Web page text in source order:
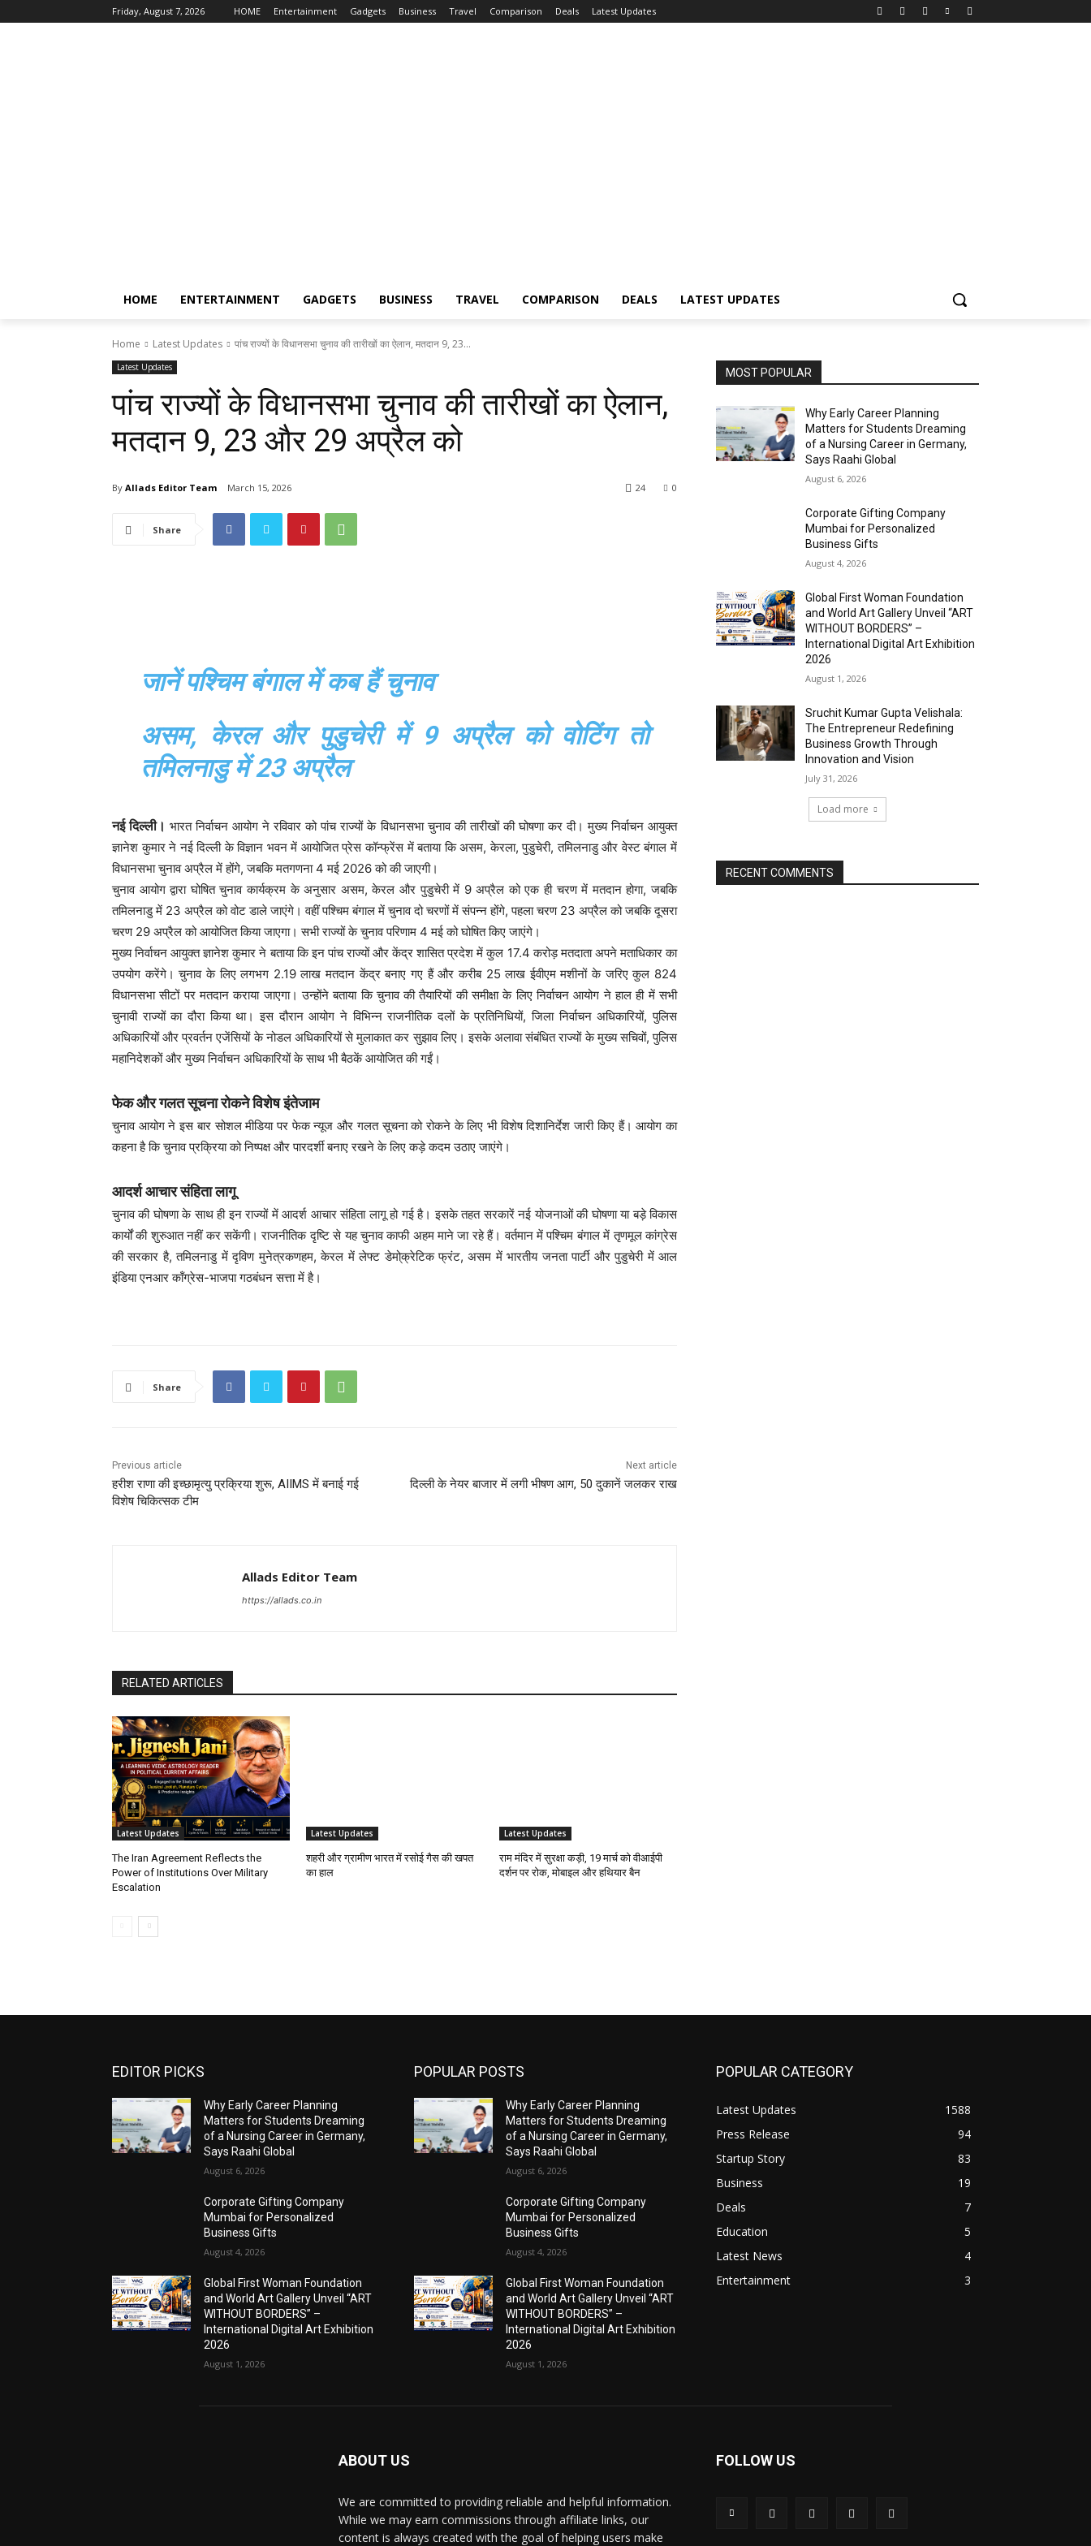
Friday, August 7, 2026 HOME Entertainment Gadgets Business Travel Comparison Deals Latest Updates
HOME ENTERTAINMENT GADGETS BUSINESS TRAVEL COMPARISON DEALS LATEST UPDATES
Home Latest Updates पांच राज्यों के विधानसभा चुनाव की तारीखों का ऐलान, मतदान 9, 23...
Latest Updates
पांच राज्यों के विधानसभा चुनाव की तारीखों का ऐलान,
मतदान 9, 23 और 29 अप्रैल को
By Allads Editor Team March 15, 2026 0
24
Share
जानें पश्चिम बंगाल में कब हैं चुनाव
असम, केरल और पुडुचेरी में 9 अप्रैल को वोटिंग तो
तमिलनाडु में 23 अप्रैल
नई दिल्ली।भारत निर्वाचन आयोग ने रविवार को पांच राज्यों के विधानसभा चुनाव की तारीखों की घोषणा कर दी। मुख्य निर्वाचन आयुक्त
ज्ञानेश कुमार ने नई दिल्ली के विज्ञान भवन में आयोजित प्रेस कॉन्फ्रेंस में बताया कि असम, केरला, पुडुचेरी, तमिलनाडु और वेस्ट बंगाल में
विधानसभा चुनाव अप्रैल में होंगे, जबकि मतगणना 4 मई 2026 को की जाएगी।
चुनाव आयोग द्वारा घोषित चुनाव कार्यक्रम के अनुसार असम, केरल और पुडुचेरी में 9 अप्रैल को एक ही चरण में मतदान होगा, जबकि
तमिलनाडु में 23 अप्रैल को वोट डाले जाएंगे। वहीं पश्चिम बंगाल में चुनाव दो चरणों में संपन्न होंगे, पहला चरण 23 अप्रैल को जबकि दूसरा
चरण 29 अप्रैल को आयोजित किया जाएगा। सभी राज्यों के चुनाव परिणाम 4 मई को घोषित किए जाएंगे।
मुख्य निर्वाचन आयुक्त ज्ञानेश कुमार ने बताया कि इन पांच राज्यों और केंद्र शासित प्रदेश में कुल 17.4 करोड़ मतदाता अपने मताधिकार का
उपयोग करेंगे। चुनाव के लिए लगभग 2.19 लाख मतदान केंद्र बनाए गए हैं और करीब 25 लाख ईवीएम मशीनों के जरिए कुल 824
विधानसभा सीटों पर मतदान कराया जाएगा। उन्होंने बताया कि चुनाव की तैयारियों की समीक्षा के लिए निर्वाचन आयोग ने हाल ही में सभी
चुनावी राज्यों का दौरा किया था। इस दौरान आयोग ने विभिन्न राजनीतिक दलों के प्रतिनिधियों, जिला निर्वाचन अधिकारियों, पुलिस
अधिकारियों और प्रवर्तन एजेंसियों के नोडल अधिकारियों से मुलाकात कर सुझाव लिए। इसके अलावा संबंधित राज्यों के मुख्य सचिवों, पुलिस
महानिदेशकों और मुख्य निर्वाचन अधिकारियों के साथ भी बैठकें आयोजित की गईं।
फेक और गलत सूचना रोकने विशेष इंतेजाम
चुनाव आयोग ने इस बार सोशल मीडिया पर फेक न्यूज और गलत सूचना को रोकने के लिए भी विशेष दिशानिर्देश जारी किए हैं। आयोग का
कहना है कि चुनाव प्रक्रिया को निष्पक्ष और पारदर्शी बनाए रखने के लिए कड़े कदम उठाए जाएंगे।
आदर्श आचार संहिता लागू
चुनाव की घोषणा के साथ ही इन राज्यों में आदर्श आचार संहिता लागू हो गई है। इसके तहत सरकारें नई योजनाओं की घोषणा या बड़े विकास
कार्यों की शुरुआत नहीं कर सकेंगी। राजनीतिक दृष्टि से यह चुनाव काफी अहम माने जा रहे हैं। वर्तमान में पश्चिम बंगाल में तृणमूल कांग्रेस
की सरकार है, तमिलनाडु में दृविण मुनेत्रकणहम, केरल में लेफ्ट डेमो्क्रेटिक फ्रंट, असम में भारतीय जनता पार्टी और पुडुचेरी में आल
इंडिया एनआर कॉंग्रेस-भाजपा गठबंधन सत्ता में है।
Share
Previous article
हरीश राणा की इच्छामृत्यु प्रक्रिया शुरू, AIIMS में बनाई गई
विशेष चिकित्सक टीम
Next article
दिल्ली के नेयर बाजार में लगी भीषण आग, 50 दुकानें जलकर राख
Allads Editor Team
https://allads.co.in
RELATED ARTICLES
Latest Updates
The Iran Agreement Reflects the
Power of Institutions Over Military
Escalation
Latest Updates
शहरी और ग्रामीण भारत में रसोई गैस की खपत
का हाल
Latest Updates
राम मंदिर में सुरक्षा कड़ी, 19 मार्च को वीआईपी
दर्शन पर रोक, मोबाइल और हथियार बैन
MOST POPULAR
Why Early Career Planning
Matters for Students Dreaming
of a Nursing Career in Germany,
Says Raahi Global
August 6, 2026
Corporate Gifting Company
Mumbai for Personalized
Business Gifts
August 4, 2026
Global First Woman Foundation
and World Art Gallery Unveil “ART
WITHOUT BORDERS” –
International Digital Art Exhibition
2026
August 1, 2026
Sruchit Kumar Gupta Velishala:
The Entrepreneur Redefining
Business Growth Through
Innovation and Vision
July 31, 2026
Load more
RECENT COMMENTS
EDITOR PICKS
Why Early Career Planning
Matters for Students Dreaming
of a Nursing Career in Germany,
Says Raahi Global
August 6, 2026
Corporate Gifting Company
Mumbai for Personalized
Business Gifts
August 4, 2026
Global First Woman Foundation
and World Art Gallery Unveil “ART
WITHOUT BORDERS” –
International Digital Art Exhibition
2026
August 1, 2026
POPULAR POSTS
Why Early Career Planning
Matters for Students Dreaming
of a Nursing Career in Germany,
Says Raahi Global
August 6, 2026
Corporate Gifting Company
Mumbai for Personalized
Business Gifts
August 4, 2026
Global First Woman Foundation
and World Art Gallery Unveil “ART
WITHOUT BORDERS” –
International Digital Art Exhibition
2026
August 1, 2026
POPULAR CATEGORY
Latest Updates
1588
Press Release
94
Startup Story
83
Business
19
Deals
7
Education
5
Latest News
4
Entertainment
3
ABOUT US
We are committed to providing reliable and helpful information.
While we may earn commissions through affiliate links, our
content is always created with the goal of helping users make
FOLLOW US